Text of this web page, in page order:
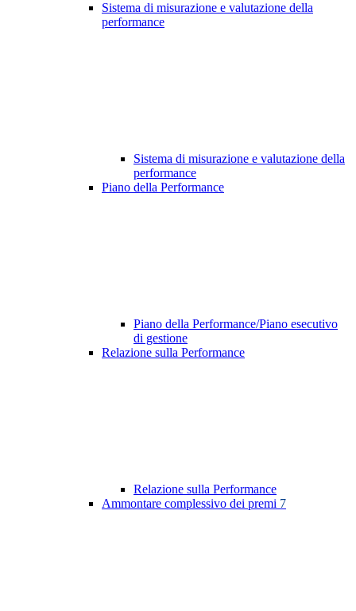
Sistema di misurazione e valutazione della
performance
Sistema di misurazione e valutazione della
performance
Piano della Performance
Piano della Performance/Piano esecutivo
di gestione
Relazione sulla Performance
Relazione sulla Performance
Ammontare complessivo dei premi 7